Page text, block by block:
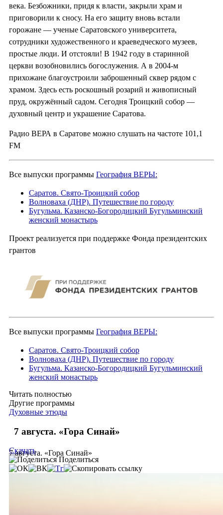
века. Безбожники, придя к власти, закрыли храм и
приговорили к сносу. На его защиту вновь встали
горожане — ученые Саратовского университета,
сотрудники художественного и краеведческого музеев,
простые люди. И отстояли! В 1942 году в старинной
церкви возобновились богослужения. А в 2004-м
прихожане благоустроили заброшенный сквер рядом с
храмом. Здесь есть роскошный розарий и живописный
пруд, окружённый садом. Сегодня Троицкий собор —
духовный центр и украшение Саратова.
Радио ВЕРА в Саратове можно слушать на частоте 101,1
FM
Все выпуски программы География ВЕРЫ:
Саратов. Свято-Троицкий собор
Волноваха (ДНР). Путешествие по городу
Бугульма. Казанско-Богородицкий Бугульминский
женский монастырь
Проект реализуется при поддержке Фонда президентских
грантов
Все выпуски программы География ВЕРЫ:
Саратов. Свято-Троицкий собор
Волноваха (ДНР). Путешествие по городу
Бугульма. Казанско-Богородицкий Бугульминский
женский монастырь
Читать полностью
Другие программы
Духовные этюды
7 августа. «Гора Синай»
7 августа. «Гора Синай»
Скачать
Поделиться